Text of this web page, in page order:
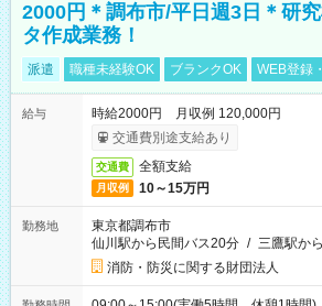
2000円＊調布市/平日週3日＊研
タ作成業務！
派遣 職種未経験OK ブランクOK WEB登録
給与
時給2000円 月収例 120,000円
交通費別途支給あり
交通費 全額支給
月収例 10～15万円
勤務地
東京都調布市
仙川駅から民間バス20分 / 三鷹駅か
消防・防災に関する財団法人